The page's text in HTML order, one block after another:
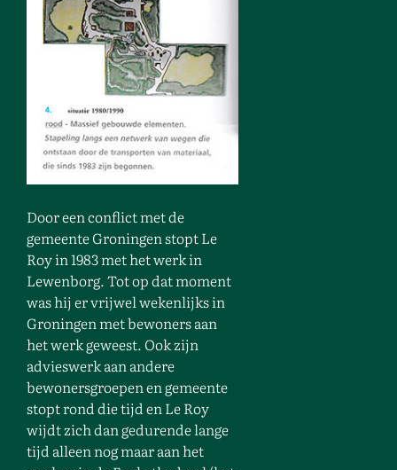
Door een conflict met de
gemeente Groningen stopt Le
Roy in 1983 met het werk in
Lewenborg. Tot op dat moment
was hij er vrijwel wekenlijks in
Groningen met bewoners aan
het werk geweest. Ook zijn
advieswerk aan andere
bewonersgroepen en gemeente
stopt rond die tijd en Le Roy
wijdt zich dan gedurende lange
tijd alleen nog maar aan het